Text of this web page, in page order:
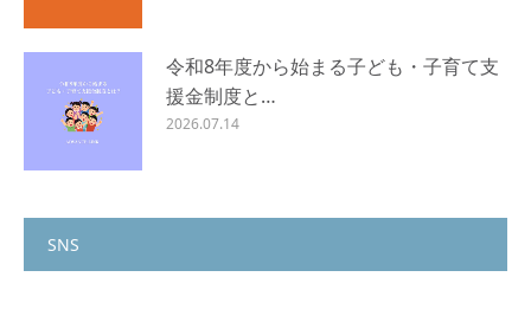
令和8年度から始まる子ども・子育て支
援金制度と…
2026.07.14
SNS